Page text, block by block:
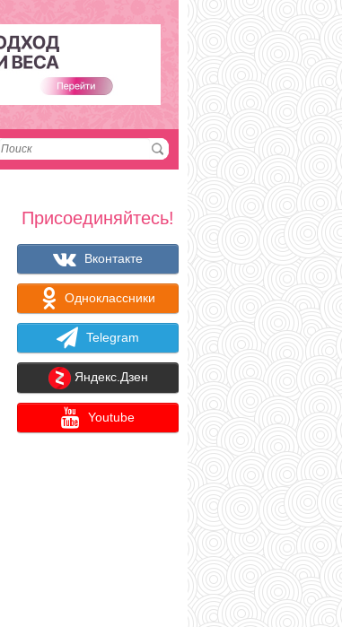
Присоединяйтесь!
Вконтакте
Одноклассники
Telegram
Яндекс.Дзен
Youtube